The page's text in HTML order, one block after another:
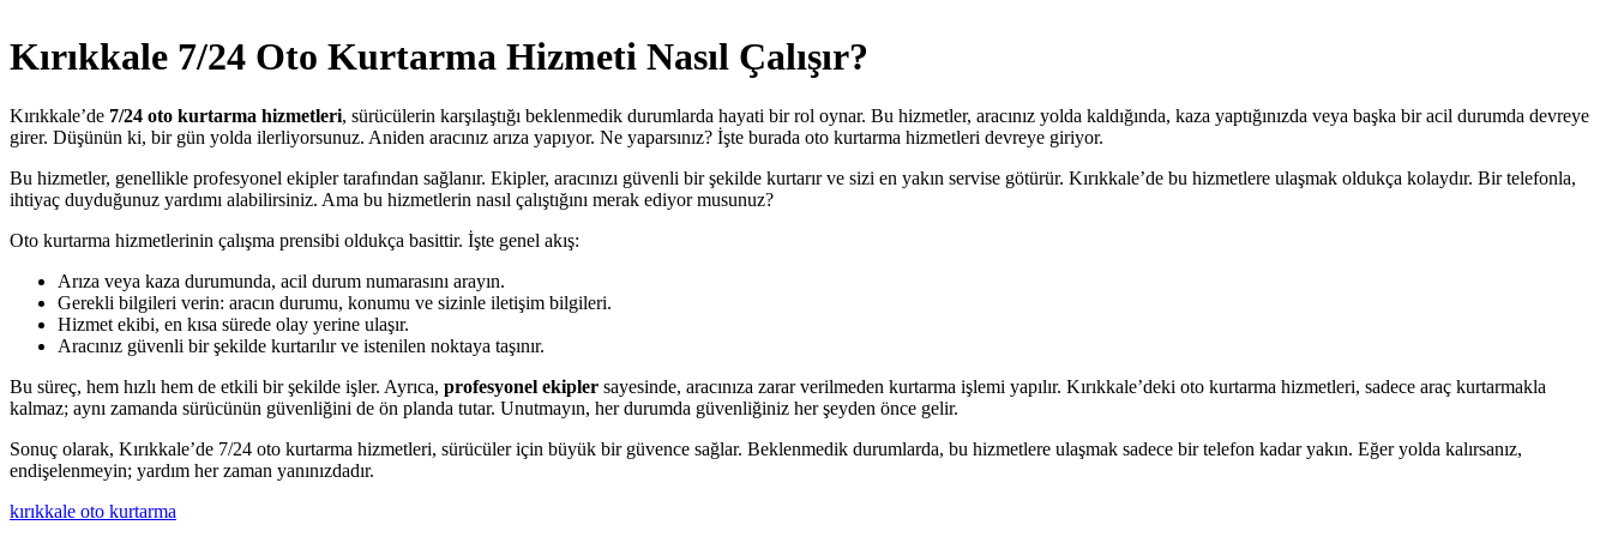
Kırıkkale 7/24 Oto Kurtarma Hizmeti Nasıl Çalışır?
Kırıkkale’de 7/24 oto kurtarma hizmetleri, sürücülerin karşılaştığı beklenmedik durumlarda hayati bir rol oynar. Bu hizmetler, aracınız yolda kaldığında, kaza yaptığınızda veya başka bir acil durumda devreye
girer. Düşünün ki, bir gün yolda ilerliyorsunuz. Aniden aracınız arıza yapıyor. Ne yaparsınız? İşte burada oto kurtarma hizmetleri devreye giriyor.
Bu hizmetler, genellikle profesyonel ekipler tarafından sağlanır. Ekipler, aracınızı güvenli bir şekilde kurtarır ve sizi en yakın servise götürür. Kırıkkale’de bu hizmetlere ulaşmak oldukça kolaydır. Bir telefonla,
ihtiyaç duyduğunuz yardımı alabilirsiniz. Ama bu hizmetlerin nasıl çalıştığını merak ediyor musunuz?
Oto kurtarma hizmetlerinin çalışma prensibi oldukça basittir. İşte genel akış:
Arıza veya kaza durumunda, acil durum numarasını arayın.
Gerekli bilgileri verin: aracın durumu, konumu ve sizinle iletişim bilgileri.
Hizmet ekibi, en kısa sürede olay yerine ulaşır.
Aracınız güvenli bir şekilde kurtarılır ve istenilen noktaya taşınır.
Bu süreç, hem hızlı hem de etkili bir şekilde işler. Ayrıca, profesyonel ekipler sayesinde, aracınıza zarar verilmeden kurtarma işlemi yapılır. Kırıkkale’deki oto kurtarma hizmetleri, sadece araç kurtarmakla
kalmaz; aynı zamanda sürücünün güvenliğini de ön planda tutar. Unutmayın, her durumda güvenliğiniz her şeyden önce gelir.
Sonuç olarak, Kırıkkale’de 7/24 oto kurtarma hizmetleri, sürücüler için büyük bir güvence sağlar. Beklenmedik durumlarda, bu hizmetlere ulaşmak sadece bir telefon kadar yakın. Eğer yolda kalırsanız,
endişelenmeyin; yardım her zaman yanınızdadır.
kırıkkale oto kurtarma